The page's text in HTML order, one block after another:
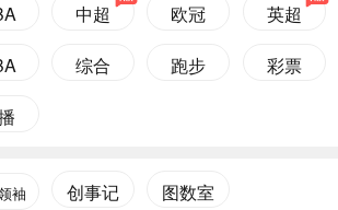
中超 欧冠 英超
综合 跑步 彩票
袖 创事记 图数室